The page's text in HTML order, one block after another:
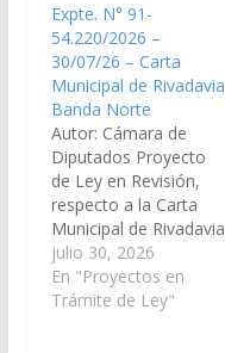
Expte. N° 91-
54.220/2026 –
30/07/26 – Carta
Municipal de Rivadavia
Banda Norte
Autor: Cámara de
Diputados Proyecto
de Ley en Revisión,
respecto a la Carta
Municipal de Rivadavia
Banda Norte. (Expte.
N° 91-54.220/2026, a
la Comisión de
julio 30, 2026
En "Proyectos en
Trámite de Ley"